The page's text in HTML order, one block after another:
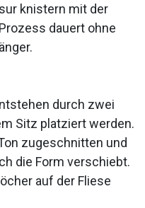
knistern mit der
dauert ohne
durch zwei
Sitz platziert werden.
zugeschnitten und
die Form verschiebt.
auf der Fliese